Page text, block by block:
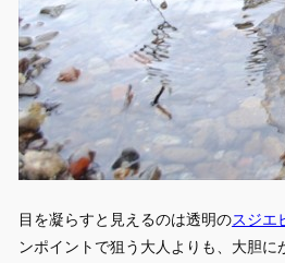
目を凝らすと見えるのは透明のスジエ
ンポイントで狙う大人よりも、大胆